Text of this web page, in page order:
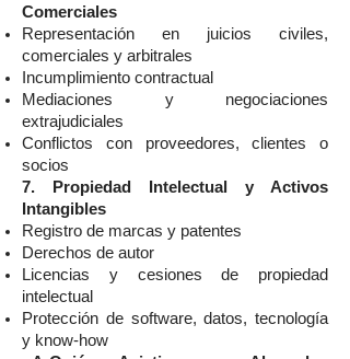
Comerciales
Representación en juicios civiles,
comerciales y arbitrales
Incumplimiento contractual
Mediaciones y negociaciones
extrajudiciales
Conflictos con proveedores, clientes o
socios
7. Propiedad Intelectual y Activos
Intangibles
Registro de marcas y patentes
Derechos de autor
Licencias y cesiones de propiedad
intelectual
Protección de software, datos, tecnología
y know-how